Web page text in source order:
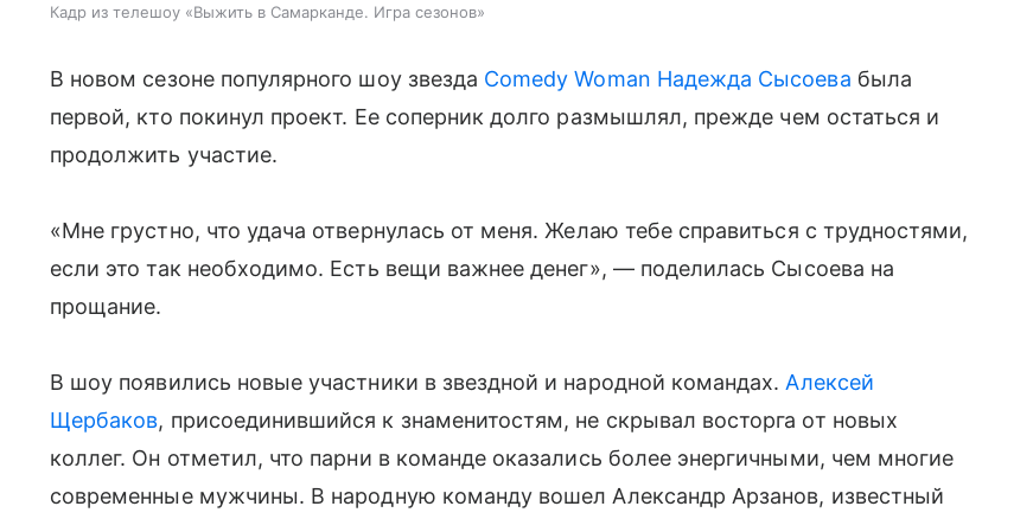
Кадр из телешоу «Выжить в Самарканде. Игра сезонов»
В новом сезоне популярного шоу звезда Comedy Woman Надежда Сысоева была
первой, кто покинул проект. Ее соперник долго размышлял, прежде чем остаться и
продолжить участие.
«Мне грустно, что удача отвернулась от меня. Желаю тебе справиться с трудностями,
если это так необходимо. Есть вещи важнее денег», — поделилась Сысоева на
прощание.
В шоу появились новые участники в звездной и народной командах. Алексей
Щербаков, присоединившийся к знаменитостям, не скрывал восторга от новых
коллег. Он отметил, что парни в команде оказались более энергичными, чем многие
современные мужчины. В народную команду вошел Александр Арзанов, известный